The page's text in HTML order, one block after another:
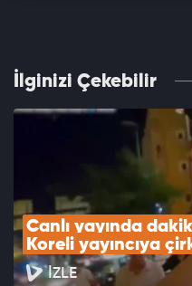
İlginizi Çekebilir
Canlı yayında
Koreli yayıncıya
İZLE